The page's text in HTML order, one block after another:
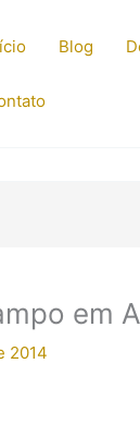
Blog
em
2014